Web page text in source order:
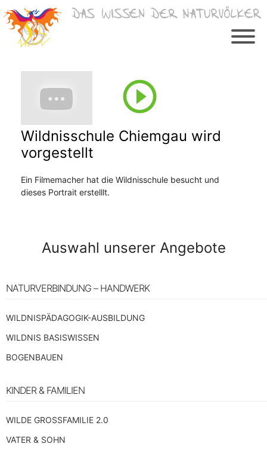
Inhalt
springen
Wildnisschule Chiemgau wird
vorgestellt
Ein Filmemacher hat die Wildnisschule besucht und
dieses Portrait erstelllt.
Auswahl unserer Angebote
NATURVERBINDUNG – HANDWERK
WILDNISPÄDAGOGIK-AUSBILDUNG
WILDNIS BASISWISSEN
BOGENBAUEN
KINDER & FAMILIEN
WILDE GROSSFAMILIE 2.0
VATER & SOHN